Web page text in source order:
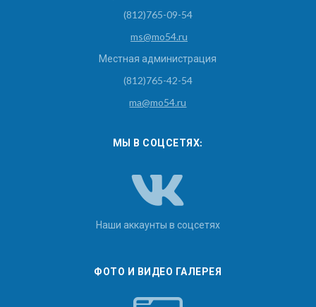
(812)765-09-54
ms@mo54.ru
Местная администрация
(812)765-42-54
ma@mo54.ru
МЫ В СОЦСЕТЯХ:
Наши аккаунты в соцсетях
ФОТО И ВИДЕО ГАЛЕРЕЯ